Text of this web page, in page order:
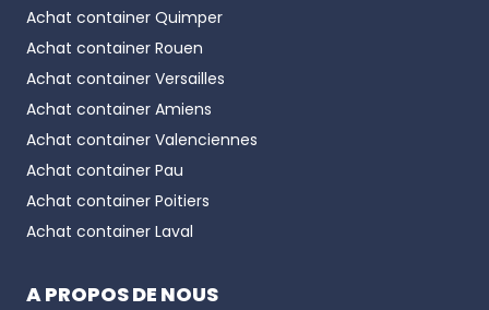
- Reefer 20 pieds high cube
2,89m - volume 32 m³
Disponible :
Neuf ouoccasion
- Reefer 40 pieds high cube
2,89m - volume 67 m³
Disponible :Neufou
- Reefer 45 pieds high cube
Achat container Quimper
Achat container Rouen
Achat container Versailles
Achat container Amiens
Achat container Valenciennes
Achat container Pau
Achat container Poitiers
Achat container Laval
A PROPOS DE NOUS